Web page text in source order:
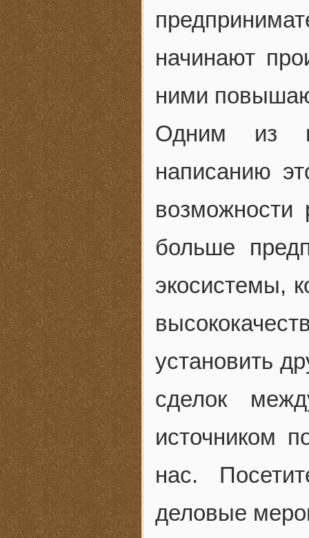
начинают
ними
Одним из
написанию
возможности
больше
экосистемы,
установить
сделок
источником
нас.
деловые